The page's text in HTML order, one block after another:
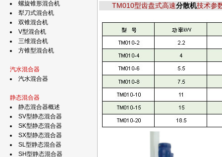
螺旋锥形混合机
犁刀式混合机
双锥混合机
V型混合机
三维混合机
方锥型混合机
汽水混合器
汽水混合器
静态混合器
静态混合器概述
SV型静态混合器
SK型静态混合器
SX型静态混合器
SL型静态混合器
SH型静态混合器
TM010型齿盘式高速分散机技术参